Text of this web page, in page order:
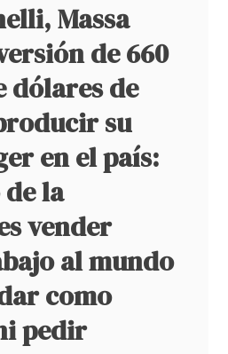
Massa
de 660
dólares de
su
en el país:
la
vender
al mundo
como
pedir